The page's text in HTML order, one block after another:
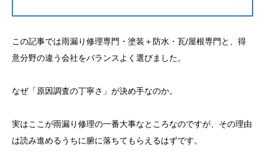
この記事では雨漏り修理専門・塗装＋防水・瓦/屋根専門と、得
意分野の違う会社をバランスよく選びました。
なぜ「原因調査の丁寧さ」が決め手なのか。
実はここが雨漏り修理の一番大事なところなのですが、その理由
は読み進めるうちに腑に落ちてもらえるはずです。